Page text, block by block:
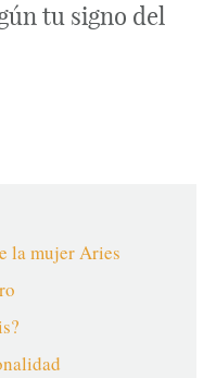
tu signo del
la mujer Aries